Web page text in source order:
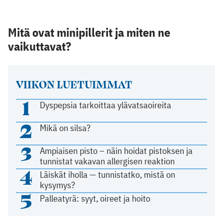
VIIKON LUETUIMMAT
1 Dyspepsia tarkoittaa ylävatsaoireita
2 Mikä on silsa?
3
Ampiaisen pisto – näin hoidat pistoksen ja
tunnistat vakavan allergisen reaktion
4
Läiskät iholla — tunnistatko, mistä on
kysymys?
5 Palleatyrä: syyt, oireet ja hoito
Mitä ovat minipillerit ja miten ne
vaikuttavat?